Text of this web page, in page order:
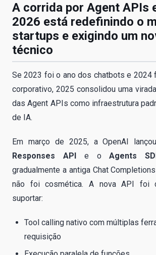
A corrida por Agent APIs
2026 está redefinindo o
startups e exigindo um
técnico
Se 2023 foi o ano dos chatbots e 2024
corporativo, 2025 consolidou uma
das Agent APIs como infraestrutura
de IA.
Em março de 2025, a OpenAI
Responses APIe oAgents
gradualmente a antiga Chat
não foi cosmética. A nova API foi
suportar:
Tool calling nativo com múltiplas
requisição